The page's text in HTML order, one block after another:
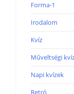
Forma-1
Irodalom
Kvíz
Műveltségi
Napi kvízek
Retró